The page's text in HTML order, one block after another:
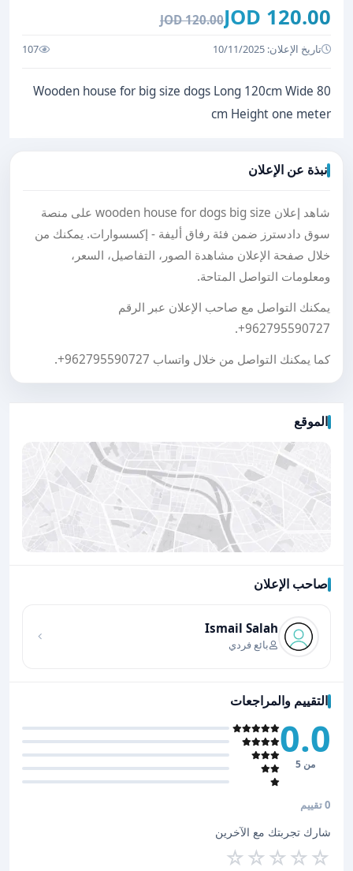
120.00 JOD
120.00 JOD
تاريخ الإعلان: 10/11/2025 107
Wooden house for big size dogs Long 120cm Wide 80
cm Height one meter
نبذة عن الإعلان
شاهد إعلان wooden house for dogs big size على منصة
سوق دادسترز ضمن فئة رفاق أليفة - إكسسوارات. يمكنك من
خلال صفحة الإعلان مشاهدة الصور، التفاصيل، السعر،
ومعلومات التواصل المتاحة.
يمكنك التواصل مع صاحب الإعلان عبر الرقم
+962795590727
.
كما يمكنك التواصل من خلال واتساب +962795590727
.
الموقع
صاحب الإعلان
Ismail Salah
بائع فردي
التقييم والمراجعات
0.0
من 5
0 تقييم
شارك تجربتك مع الآخرين
☆
☆
☆
☆
☆